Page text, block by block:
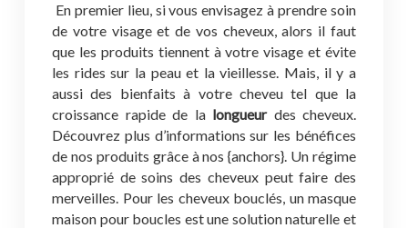
En premier lieu, si vous envisagez à prendre soin
de votre visage et de vos cheveux, alors il faut
que les produits tiennent à votre visage et évite
les rides sur la peau et la vieillesse. Mais, il y a
aussi des bienfaits à votre cheveu tel que la
croissance rapide de lalongueur des cheveux.
Découvrez plus d’informations sur les bénéfices
de nos produits grâce à nos {anchors}. Un régime
approprié de soins des cheveux peut faire des
merveilles. Pour les cheveux bouclés, un masque
maison pour boucles est une solution naturelle et